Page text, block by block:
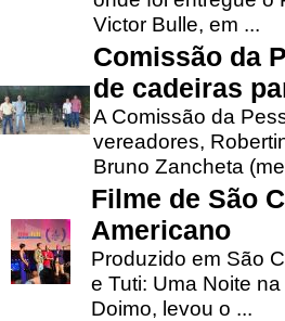
Victor Bulle, em ...
Comissão da
de cadeiras
A Comissão da
vereadores,
Bruno Zancheta
Filme de São
Americano
Produzido em São
e Tuti: Uma Noite
Doimo, levou o ...